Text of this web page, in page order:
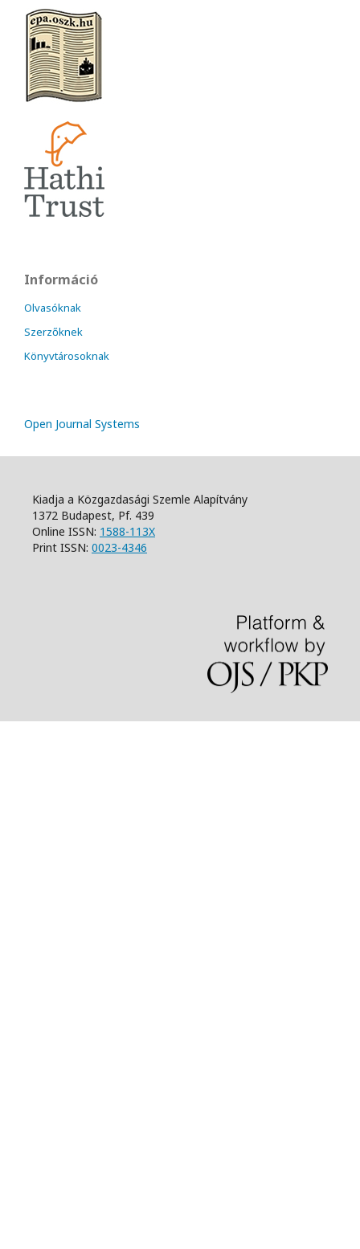
Információ
Olvasóknak
Szerzőknek
Könyvtárosoknak
Open Journal Systems
Kiadja a Közgazdasági Szemle Alapítvány
1372 Budapest, Pf. 439
Online ISSN: 1588-113X
Print ISSN: 0023-4346